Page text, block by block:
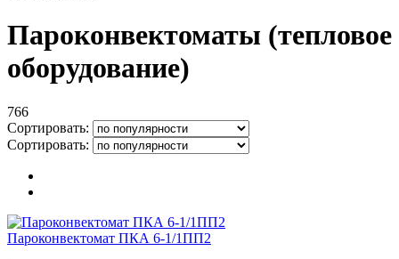
Пароконвектоматы (тепловое
оборудование)
766
Сортировать:
Сортировать:
Пароконвектомат ПКА 6-1/1ПП2